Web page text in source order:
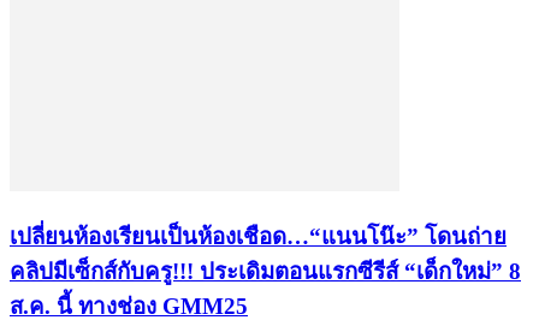
เปลี่ยนห้องเรียนเป็นห้องเชือด…“แนนโน๊ะ” โดนถ่าย
คลิปมีเซ็กส์กับครู!!! ประเดิมตอนแรกซีรีส์ “เด็กใหม่” 8
ส.ค. นี้ ทางช่อง GMM25